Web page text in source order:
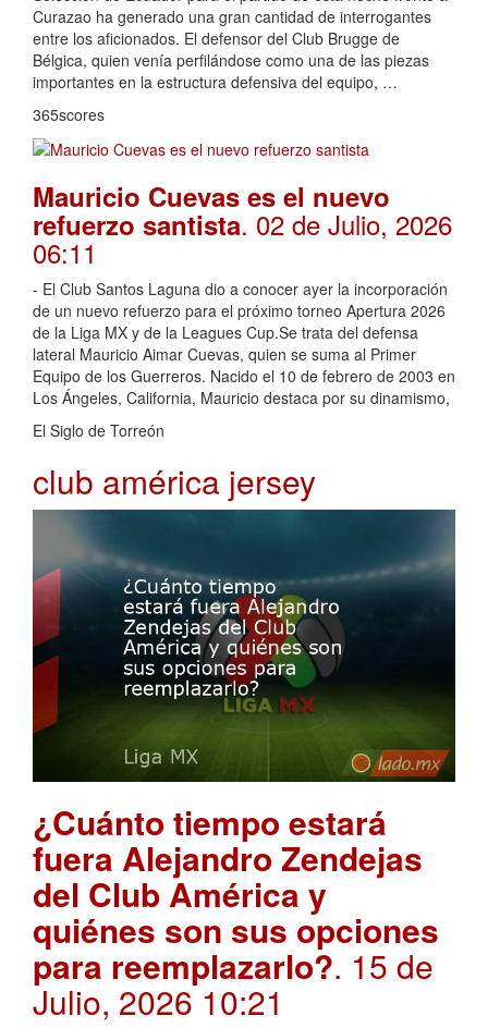
Curazao ha generado una gran cantidad de interrogantes
entre los aficionados. El defensor del Club Brugge de
Bélgica, quien venía perfilándose como una de las piezas
importantes en la estructura defensiva del equipo, …
365scores
Mauricio Cuevas es el nuevo
refuerzo santista. 02 de Julio, 2026
06:11
- El Club Santos Laguna dio a conocer ayer la incorporación
de un nuevo refuerzo para el próximo torneo Apertura 2026
de la Liga MX y de la Leagues Cup.Se trata del defensa
lateral Mauricio Aimar Cuevas, quien se suma al Primer
Equipo de los Guerreros. Nacido el 10 de febrero de 2003 en
Los Ángeles, California, Mauricio destaca por su dinamismo,
El Siglo de Torreón
club américa jersey
¿Cuánto tiempo estará
fuera Alejandro Zendejas
del Club América y
quiénes son sus opciones
para reemplazarlo?. 15 de
Julio, 2026 10:21